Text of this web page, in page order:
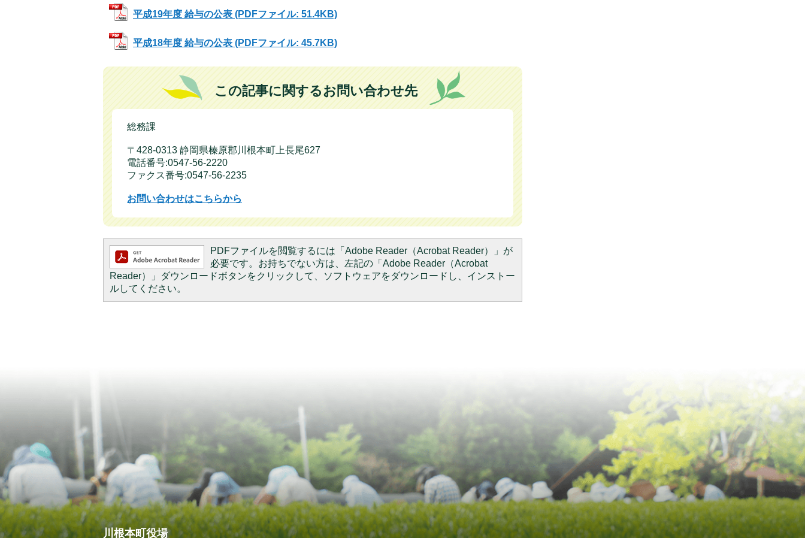
平成19年度 給与の公表 (PDFファイル: 51.4KB)
平成18年度 給与の公表 (PDFファイル: 45.7KB)
この記事に関するお問い合わせ先
総務課
〒428-0313 静岡県榛原郡川根本町上長尾627
電話番号:0547-56-2220
ファクス番号:0547-56-2235
お問い合わせはこちらから
PDFファイルを閲覧するには「Adobe Reader（Acrobat Reader）」が
必要です。お持ちでない方は、左記の「Adobe Reader（Acrobat
Reader）」ダウンロードボタンをクリックして、ソフトウェアをダウンロードし、インストー
ルしてください。
川根本町役場